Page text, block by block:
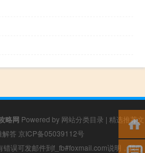
略网 Powered by 网站分类目录 | 精选推荐文
解答 京ICP备05039112号
误可发邮件到f_fb#foxmail.com说明，我们